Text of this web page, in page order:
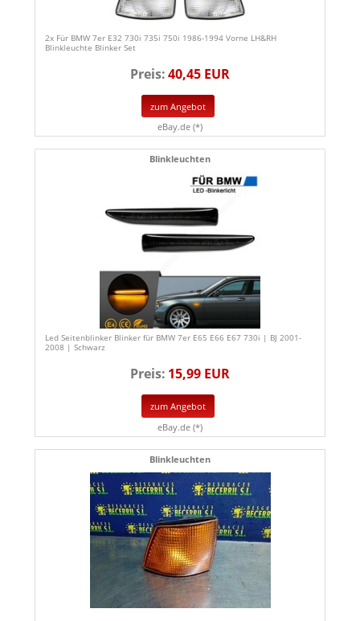
2x Für BMW 7er E32 730i 735i 750i 1986-1994 Vorne LH&RH
Blinkleuchte Blinker Set
Preis:40,45 EUR
zum Angebot
eBay.de (*)
Blinkleuchten
Led Seitenblinker Blinker für BMW 7er E65 E66 E67 730i | BJ 2001-
2008 | Schwarz
Preis: 15,99 EUR
zum Angebot
eBay.de (*)
Blinkleuchten